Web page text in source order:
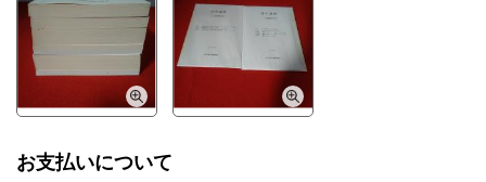
お支払いについて